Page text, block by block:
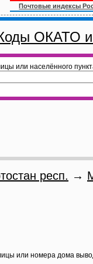
Почтовые индексы
ОКАТО
или населённого
респ. →
или номера дома